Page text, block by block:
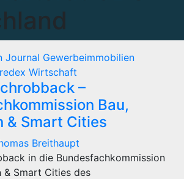
Journal Gewerbeimmobilien
Wirtschaft
–
Bau,
& Smart Cities
Breithaupt
in die Bundesfachkommission
& Smart Cities des